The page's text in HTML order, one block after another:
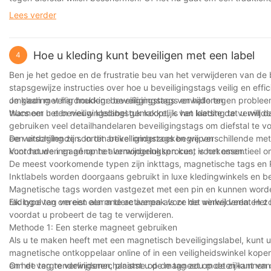
items, er zijn opties voor elke behoefte. Deze fabrieken
klanten als personeel gemoedsrust krijgen.
Lees verder
4 Hoe u kleding kunt beveiligen met een label
Ben je het gedoe en de frustratie beu van het verwijderen van
stapsgewijze instructies over hoe u beveiligingstags veilig en
omgaan met hardnekkige beveiligingstags en hallo tegen
trucs om het beveiligingslabel gemakkelijk van kleding te
Je kleding veilig houden: beveiligingstags verwijderen
Wanneer u een nieuw kledingstuk koopt, is het laatste dat u wilt
gebruiken veel detailhandelaren beveiligingstags om diefstal te
een uitdaging zijn. In dit artikel onderzoeken we verschillende
kunt houden en gênante alarmongelukken kunt voorkomen.
De verschillende soorten beveiligingstags begrijpen
Voordat we ingaan op het verwijderingsproces, is het essentieel
De meest voorkomende typen zijn inkttags, magnetische tags en
Inktlabels worden doorgaans gebruikt in luxe kledingwinkels en
Magnetische tags worden vastgezet met een pin en kunnen
radiogolven om een ​​alarm te activeren als ze de winkel verlaten
Elk type tag vereist een andere aanpak voor het verwijderen.
voordat u probeert de tag te verwijderen.
Methode 1: Een sterke magneet gebruiken
Als u te maken heeft met een magnetisch beveiligingslabel,
magnetische ontkoppelaar online of in een veiligheidswinkel
en het vergrendelingsmechanisme op de tag zou moeten kunnen
Om de tag te verwijderen, plaatst u de magneet op de zijkant